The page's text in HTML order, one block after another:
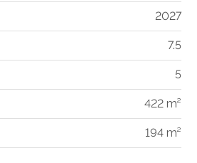
2027
7.5
5
422 m²
194 m²